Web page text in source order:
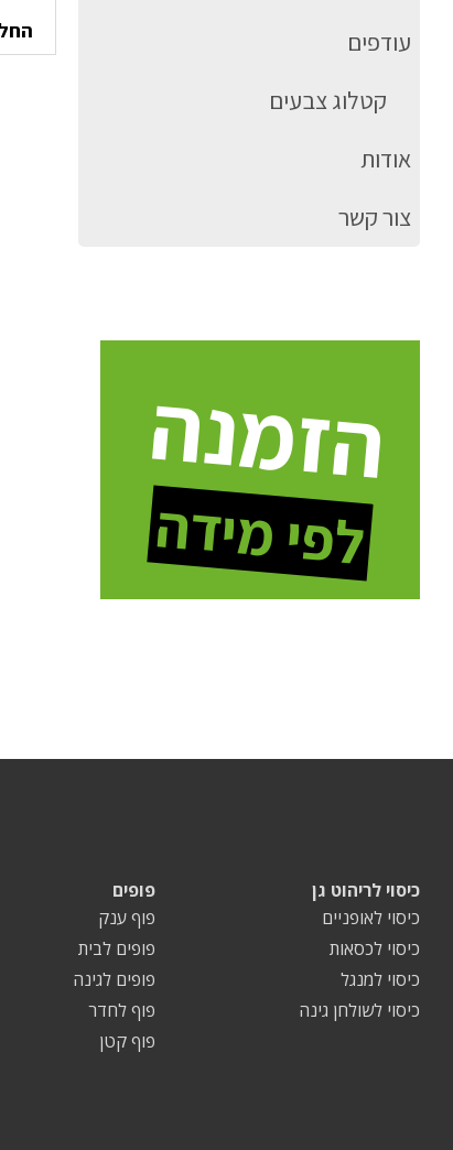
עודפים
קטלוג צבעים
אודות
צור קשר
הזמנה
לפי מידה
פופים
פוף ענק
פופים לבית
פופים לגינה
פוף לחדר
פוף קטן
כיסוי לריהוט גן
כיסוי לאופניים
כיסוי לכסאות
כיסוי למנגל
כיסוי לשולחן גינה